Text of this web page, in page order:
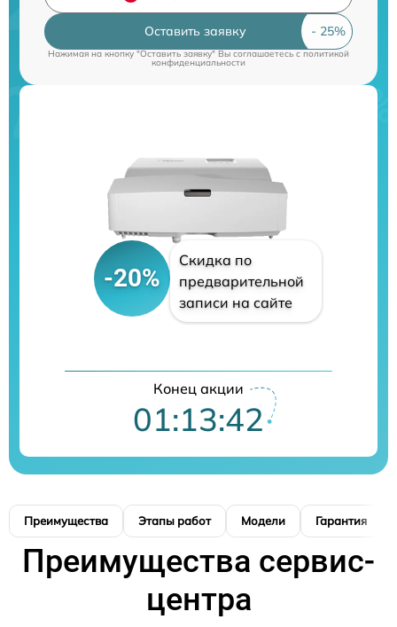
Оставить заявку
Нажимая на кнопку "Оставить заявку" Вы соглашаетесь cполитикой
конфиденциальности
-20%
Скидка по
предварительной
записи на сайте
Конец акции
01:13:41
Преимущества Этапы работ Модели Гарантия
Преимущества сервис-
центра